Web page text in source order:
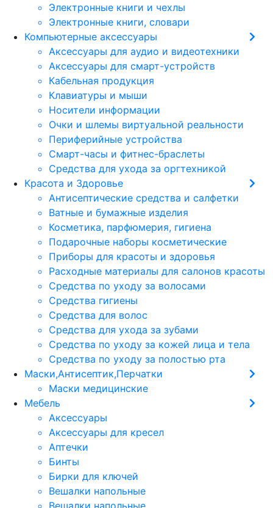
Электронные книги и чехлы
Электронные книги, словари
Компьютерные аксессуары
Аксессуары для аудио и видеотехники
Аксессуары для смарт-устройств
Кабельная продукция
Клавиатуры и мыши
Носители информации
Очки и шлемы виртуальной реальности
Периферийные устройства
Смарт-часы и фитнес-браслеты
Средства для ухода за оргтехникой
Красота и Здоровье
Антисептические средства и салфетки
Ватные и бумажные изделия
Косметика, парфюмерия, гигиена
Подарочные наборы косметические
Приборы для красоты и здоровья
Расходные материалы для салонов красоты
Средства по уходу за волосами
Средства гигиены
Средства для волос
Средства для ухода за зубами
Средства по уходу за кожей лица и тела
Средства по уходу за полостью рта
Маски,Антисептик,Перчатки
Маски медицинские
Мебель
Аксессуары
Аксессуары для кресел
Аптечки
Бинты
Бирки для ключей
Вешалки напольные
Вешалки напольные